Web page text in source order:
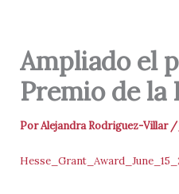
Ampliado el
Premio de la
PorAlejandra Rodriguez-Villar /